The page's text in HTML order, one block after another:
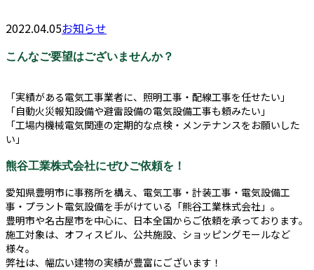
2022.04.05お知らせ
こんなご要望はございませんか？
「実績がある電気工事業者に、照明工事・配線工事を任せたい」
「自動火災報知設備や避雷設備の電気設備工事も頼みたい」
「工場内機械電気関連の定期的な点検・メンテナンスをお願いした
い」
熊谷工業株式会社にぜひご依頼を！
愛知県豊明市に事務所を構え、電気工事・計装工事・電気設備工
事・プラント電気設備を手がけている「熊谷工業株式会社」。
豊明市や名古屋市を中心に、日本全国からご依頼を承っております。
施工対象は、オフィスビル、公共施設、ショッピングモールなど
様々。
弊社は、幅広い建物の実績が豊富にございます！